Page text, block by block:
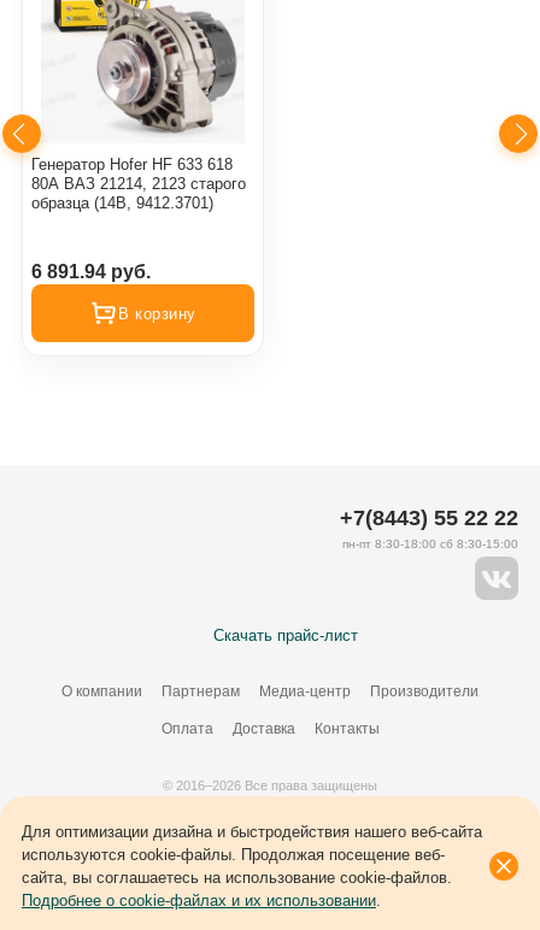
Генератор Hofer HF 633 618
80А ВАЗ 21214, 2123 старого
образца (14В, 9412.3701)
6 891.94 руб.
В корзину
Скачать прайс-лист
О компании Партнерам Медиа-центр Производители
Оплата Доставка Контакты
+7(8443) 55 22 22
пн-пт 8:30-18:00 сб 8:30-15:00
© 2016–2026 Все права защищены
Каталог Сравнение
Для оптимизации дизайна и быстродействия нашего веб-сайта
используются cookie-файлы. Продолжая посещение веб-
сайта, вы соглашаетесь на использование cookie-файлов.
Подробнее о cookie-файлах и их использовании.